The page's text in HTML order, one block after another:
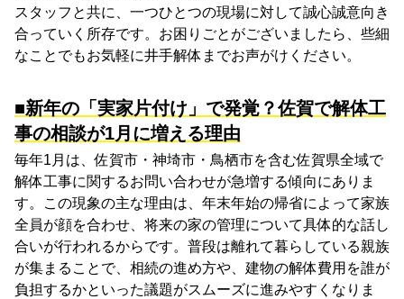
スタッフと共に、一つひとつの現場に対して誠心誠意向き
合っていく所存です。お困りごとがございましたら、些細
なことでもお気軽に井手解体までお声がけください。
■新年の「実家片付け」で発覚？佐賀で解体工
事の相談が1月に増える理由
毎年1月は、佐賀市・神埼市・鳥栖市を含む佐賀県全域で
解体工事に関するお問い合わせが急増する傾向にありま
す。この現象の主な理由は、年末年始の帰省によって家族
全員が顔を合わせ、将来の家の管理について具体的な話し
合いが行われるからです。普段は離れて暮らしている親族
が集まることで、相続の進め方や、建物の解体費用を誰が
負担するかといった議題がスムーズに進みやすくなりま